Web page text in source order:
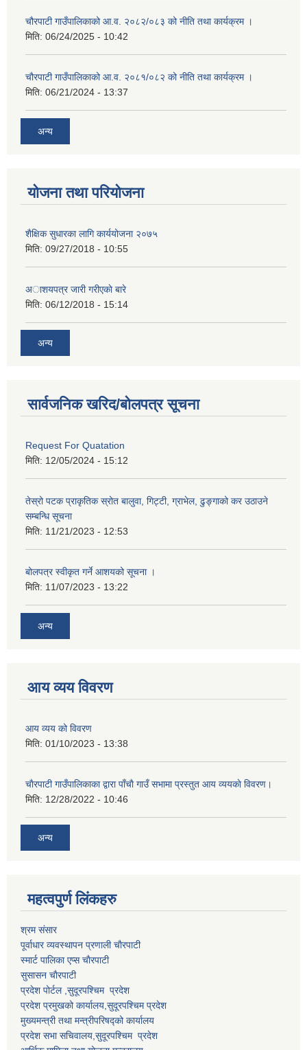
चौरपाटी गाउँपालिकाको आ.व. २०८२/०८३ को नीति तथा कार्यक्रम ।
मिति: 06/24/2025 - 10:42
चौरपाटी गाउँपालिकाको आ.व. २०८१/०८२ को नीति तथा कार्यक्रम ।
मिति: 06/21/2024 - 13:37
अन्य
योजना तथा परियोजना
शैक्षिक सुधारका लागि कार्ययोजना २०७५
मिति: 09/27/2018 - 10:55
अाशयपत्र जारी गरीएकाे बारे
मिति: 06/12/2018 - 15:14
अन्य
सार्वजनिक खरिद/बोलपत्र सूचना
Request For Quatation
मिति: 12/05/2024 - 15:12
तेस्रो पटक प्राकृतिक स्रोत बालुवा, गिट्टी, ग्राभेल, ढुङ्गाको कर उठाउने
सम्बन्धि सूचना
मिति: 11/21/2023 - 12:53
बोलपत्र स्वीकृत गर्ने आशयको सूचना ।
मिति: 11/07/2023 - 13:22
अन्य
आय व्यय विवरण
आय व्यय को विवरण
मिति: 01/10/2023 - 13:38
चाैरपाटी गाउँपालिकाका द्वारा पाँचाै गाउँ सभामा प्रस्तुत आय व्ययकाे विवरण।
मिति: 12/28/2022 - 10:46
अन्य
महत्वपुर्ण लि‌ंकहरु
श्रम संसार
पूर्वाधार व्यवस्थापन प्रणाली चाैरपाटी
स्मार्ट पालिका एप्स चाैरपाटी
सुसासन चाैरपाटी
प्रदेश पोर्टल ,सुदूरपश्चिम प्रदेश
प्रदेश प्रमुखको कार्यालय,सुदूरपश्चिमप्रदेश
मुख्यमन्त्री तथा मन्त्रीपरिषद्को कार्यालय
प्रदेश सभा सचिवालय,सुदूरपश्चिम प्रदेश